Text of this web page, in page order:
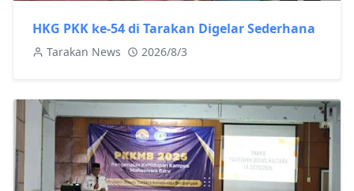
HKG PKK ke-54 di Tarakan Digelar Sederhana
Tarakan News 2026/8/3